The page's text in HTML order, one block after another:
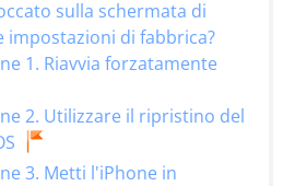
sulla schermata di
impostazioni di fabbrica?
1. Riavvia forzatamente
2. Utilizzare il ripristino del
3. Metti l'iPhone in